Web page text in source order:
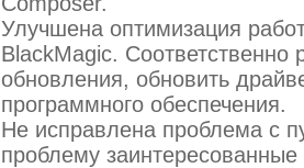
Улучшена оптимизация
BlackMagic. Соответственно
обновления, обновить
программного обеспечения.
Не исправлена проблема с
проблему